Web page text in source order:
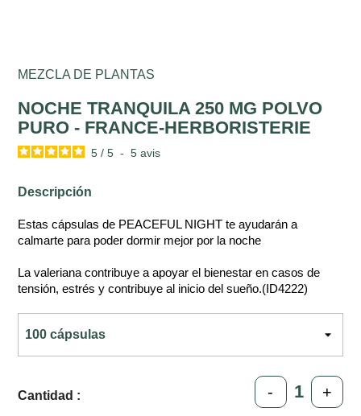
MEZCLA DE PLANTAS
NOCHE TRANQUILA 250 MG POLVO
PURO - FRANCE-HERBORISTERIE
5 / 5 - 5avis
Descripción
Estas cápsulas de PEACEFUL NIGHT te ayudarán a
calmarte para poder dormir mejor por la noche
La valeriana contribuye a apoyar el bienestar en casos de
tensión, estrés y contribuye al inicio del sueño.(ID4222)
Cantidad : - +